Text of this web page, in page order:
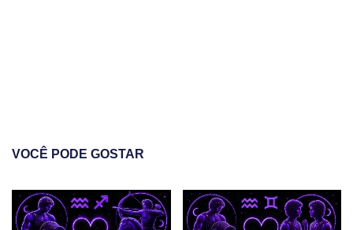
VOCÊ PODE GOSTAR